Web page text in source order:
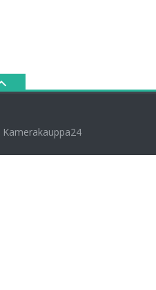
Kamerakauppa24